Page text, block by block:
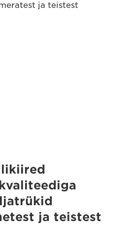
ja teistest
ja teistest